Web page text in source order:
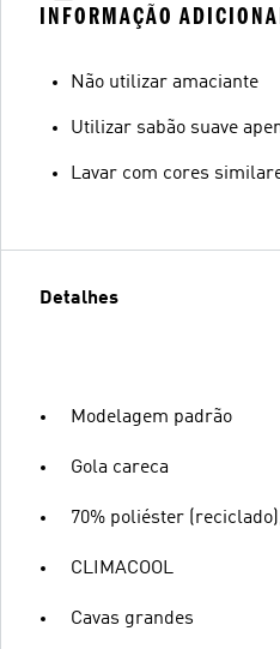
INFORMAÇÃO
Não utilizar amaciante
Utilizar sabão suave
Lavar com cores
Detalhes
Modelagem padrão
Gola careca
70% poliéster
CLIMACOOL
Cavas grandes